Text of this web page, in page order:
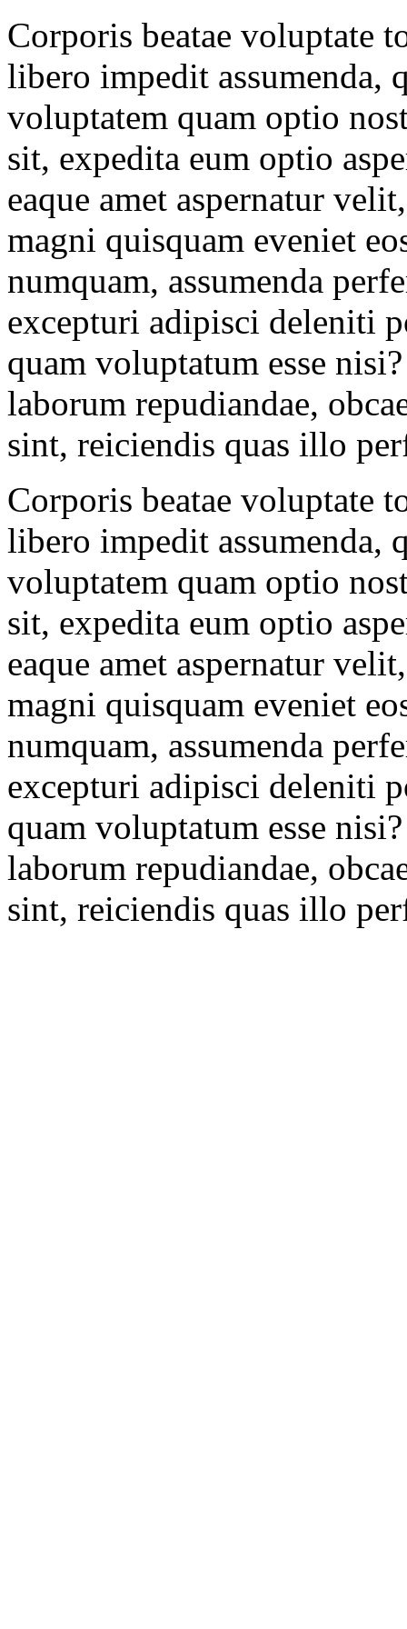
Corporis beatae voluptate
libero impedit assumenda,
voluptatem quam optio
sit, expedita eum optio
eaque amet aspernatur
magni quisquam eveniet
numquam, assumenda
excepturi adipisci deleniti
quam voluptatum esse
laborum repudiandae,
sint, reiciendis quas illo
Corporis beatae voluptate
libero impedit assumenda,
voluptatem quam optio
sit, expedita eum optio
eaque amet aspernatur
magni quisquam eveniet
numquam, assumenda
excepturi adipisci deleniti
quam voluptatum esse
laborum repudiandae,
sint, reiciendis quas illo